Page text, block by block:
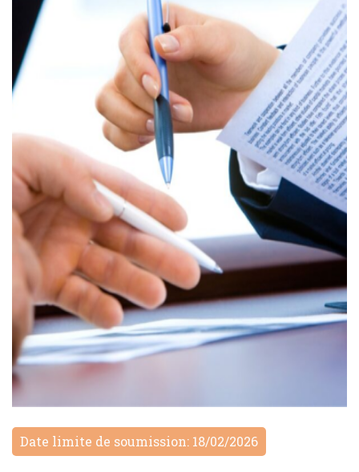
Date limite de soumission: 18/02/2026